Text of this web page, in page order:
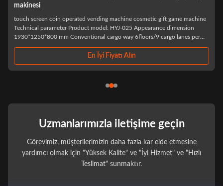
cosmetic gift game machine
025 Appearance dimension
way 6floors/9 cargo lanes per
– A Premium Vending Machine
years experience in vending machine
cutting-edge technology to the smart retail
Uzmanlarımızla iletişime geçin
Görevimiz, müşterilerimizin daha fazla kar elde etmesine
yardımcı olmak için "Yüksek Kalite" ve "İyi Hizmet" ve "Hızlı
Teslimat" sunmaktır.